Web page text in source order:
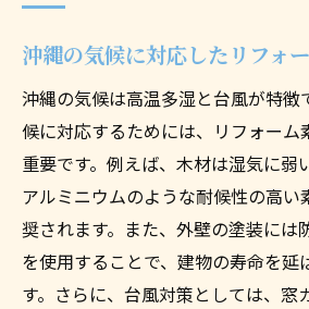
沖縄の気候に対応したリフォ
沖縄の気候は高温多湿と台風が特徴
候に対応するためには、リフォーム
重要です。例えば、木材は湿気に弱
アルミニウムのような耐候性の高い
奨されます。また、外壁の塗装には
を使用することで、建物の寿命を延
す。さらに、台風対策としては、窓